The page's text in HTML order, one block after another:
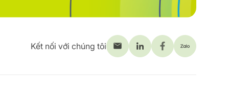
Kết nối với chúng tôi